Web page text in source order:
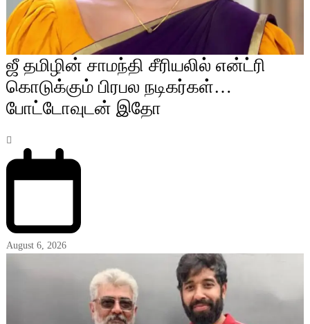
ஜீ தமிழின் சாமந்தி சீரியலில் என்ட்ரி
கொடுக்கும் பிரபல நடிகர்கள்…
போட்டோவுடன் இதோ
August 6, 2026